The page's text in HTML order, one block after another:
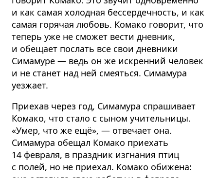
и как самая холодная бессердечность, и как
самая горячая любовь. Комако говорит, что
теперь уже не сможет вести дневник,
и обещает послать все свои дневники
Симамуре — ведь он же искренний человек
и не станет над ней смеяться. Симамура
уезжает.
Приехав через год, Симамура спрашивает
Комако, что стало с сыном учительницы.
«Умер, что же ещё», — отвечает она.
Симамура обещал Комако приехать
14 февраля, в праздник изгнания птиц
с полей, но не приехал. Комако обижена: